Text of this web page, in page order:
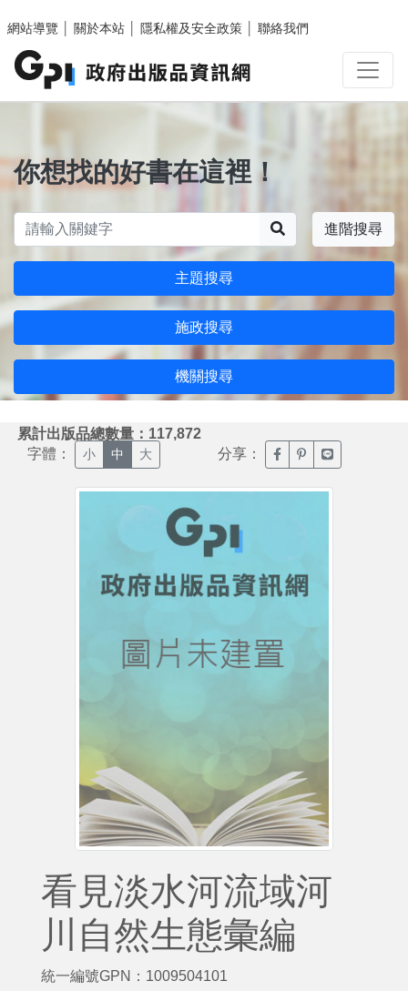
網站導覽
關於本站 隱私權及安全政策 聯絡我們
你想找的好書在這裡！
進階搜尋
主題搜尋
施政搜尋
機關搜尋
累計出版品總數量：117,872
字體： 小 中 大 分享： 臉書分享(另開新視窗)
噗浪分享(另開新
Line分享(另
看見淡水河流域河
川自然生態彙編
統一編號GPN：1009504101